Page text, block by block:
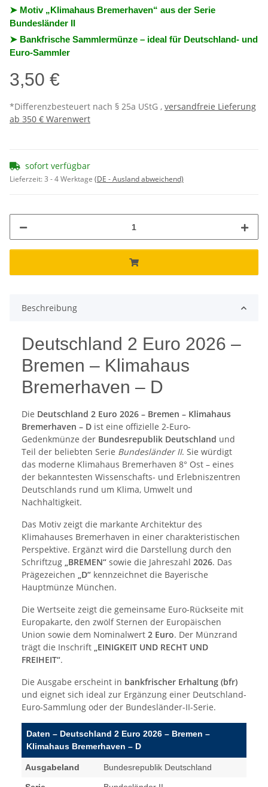
➤ Motiv „Klimahaus Bremerhaven“ aus der Serie
Bundesländer II
➤ Bankfrische Sammlermünze – ideal für Deutschland- und
Euro-Sammler
3,50 €
*Differenzbesteuert nach § 25a UStG , versandfreie Lieferung
ab 350 € Warenwert
sofort verfügbar
Lieferzeit:3 - 4 Werktage (DE - Ausland abweichend)
Beschreibung
Deutschland 2 Euro 2026 –
Bremen – Klimahaus
Bremerhaven – D
Die Deutschland 2 Euro 2026 – Bremen – Klimahaus
Bremerhaven – D ist eine offizielle 2-Euro-
Gedenkmünze der Bundesrepublik Deutschland und
Teil der beliebten Serie Bundesländer II. Sie würdigt
das moderne Klimahaus Bremerhaven 8° Ost – eines
der bekanntesten Wissenschafts- und Erlebniszentren
Deutschlands rund um Klima, Umwelt und
Nachhaltigkeit.
Das Motiv zeigt die markante Architektur des
Klimahauses Bremerhaven in einer charakteristischen
Perspektive. Ergänzt wird die Darstellung durch den
Schriftzug „BREMEN“ sowie die Jahreszahl 2026. Das
Prägezeichen „D“ kennzeichnet die Bayerische
Hauptmünze München.
Die Wertseite zeigt die gemeinsame Euro-Rückseite mit
Europakarte, den zwölf Sternen der Europäischen
Union sowie dem Nominalwert 2 Euro. Der Münzrand
trägt die Inschrift „EINIGKEIT UND RECHT UND
FREIHEIT“.
Die Ausgabe erscheint in bankfrischer Erhaltung (bfr)
und eignet sich ideal zur Ergänzung einer Deutschland-
Euro-Sammlung oder der Bundesländer-II-Serie.
Daten – Deutschland 2 Euro 2026 – Bremen –
Klimahaus Bremerhaven – D
Ausgabeland Bundesrepublik Deutschland